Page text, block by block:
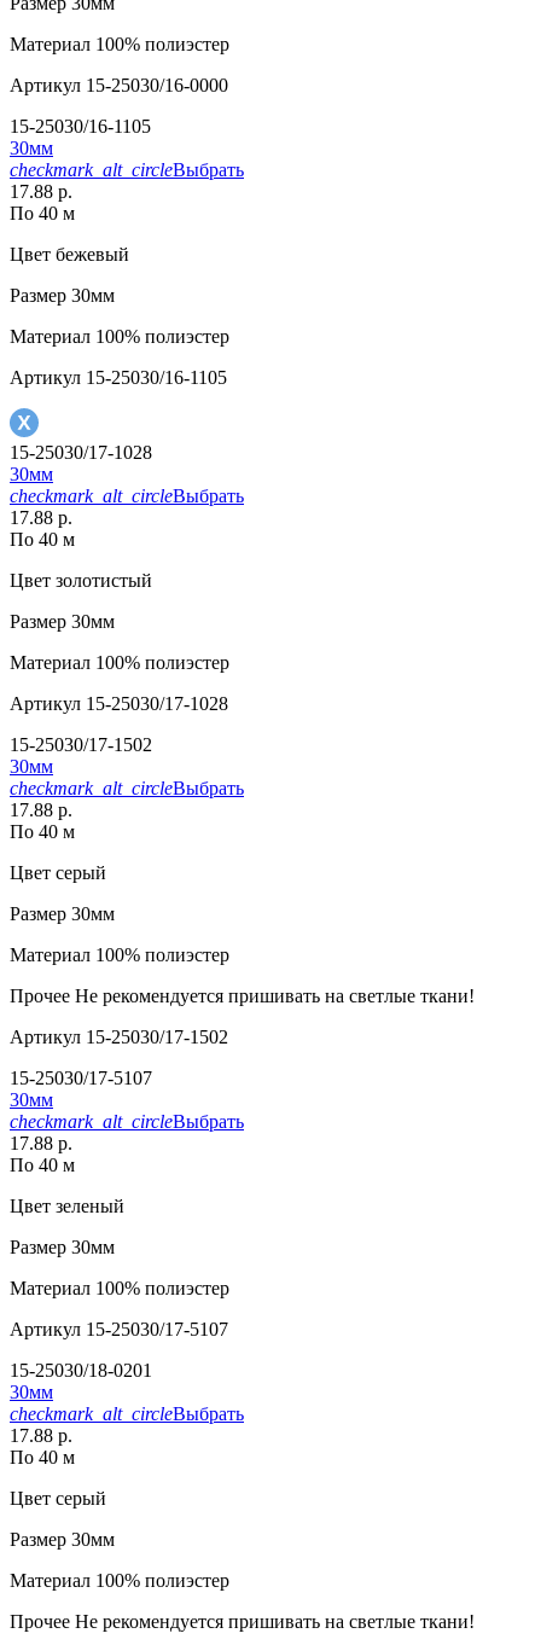
Материал 100% полиэстер
Артикул 15-25030/16-0000
15-25030/16-1105
30мм
checkmark_alt_circleВыбрать
17.88 р.
По 40 м
Цвет бежевый
Размер 30мм
Материал 100% полиэстер
Артикул 15-25030/16-1105
15-25030/17-1028
30мм
checkmark_alt_circleВыбрать
17.88 р.
По 40 м
Цвет золотистый
Размер 30мм
Материал 100% полиэстер
Артикул 15-25030/17-1028
15-25030/17-1502
30мм
checkmark_alt_circleВыбрать
17.88 р.
По 40 м
Цвет серый
Размер 30мм
Материал 100% полиэстер
Прочее Не рекомендуется пришивать на светлые ткани!
Артикул 15-25030/17-1502
15-25030/17-5107
30мм
checkmark_alt_circleВыбрать
17.88 р.
По 40 м
Цвет зеленый
Размер 30мм
Материал 100% полиэстер
Артикул 15-25030/17-5107
15-25030/18-0201
30мм
checkmark_alt_circleВыбрать
17.88 р.
По 40 м
Цвет серый
Размер 30мм
Материал 100% полиэстер
Прочее Не рекомендуется пришивать на светлые ткани!